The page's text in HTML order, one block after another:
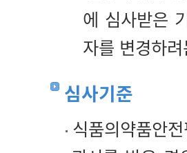
에 심사받은
자를 변경하
심사기준
식품의약품안